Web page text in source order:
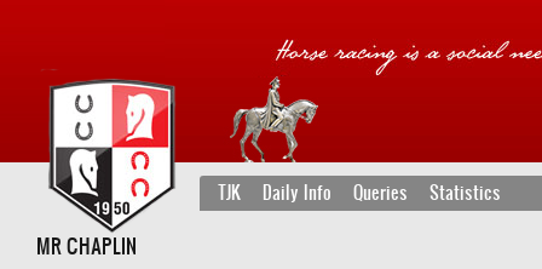
TJK Daily Info Queries Statistics
MR CHAPLIN